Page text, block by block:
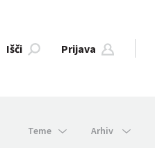
Išči Prijava
Teme Arhiv